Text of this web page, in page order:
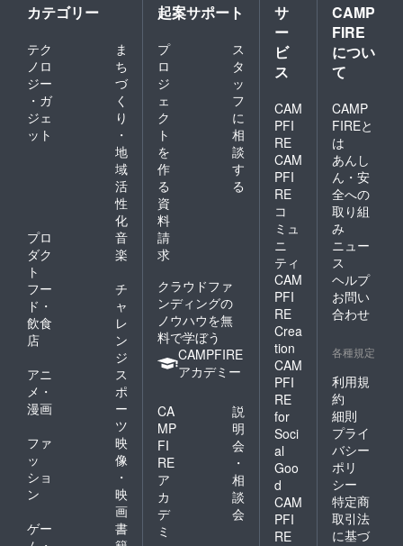
カテゴリー
テク
ノロ
ジー
・ガ
ジェ
ット
ま
ち
づ
く
り
・
地
域
活
性
化
プロ
ダク
ト
音
楽
フー
ド・
飲食
店
チ
ャ
レ
ン
ジ
アニ
メ・
漫画
ス
ポ
ー
ツ
ファ
ッ
ショ
ン
映
像
・
映
画
ゲー
書
起案サポート
プ
ロ
ジ
ェ
ク
ト
を
作
る
ス
タ
ッ
フ
に
相
談
す
る
資
料
請
求
クラウドファ
ンディングの
ノウハウを無
料で学ぼう
CAMPFIRE
アカデミー
CA
MP
FI
RE
ア
カ
デ
ミ
説
明
会
・
相
談
会
サ
ー
ビ
ス
CAM
PFI
RE
CAM
PFI
RE
コ
ミュ
ニ
ティ
CAM
PFI
RE
Crea
tion
CAM
PFI
RE
for
Soci
al
Goo
d
CAM
PFI
RE
CAMP
FIRE
につい
て
CAMP
FIREと
は
あんし
ん・安
全への
取り組
み
ニュー
ス
ヘルプ
お問い
合わせ
各種規定
利用規
約
細則
プライ
バシー
ポリ
シー
特定商
取引法
に基づ